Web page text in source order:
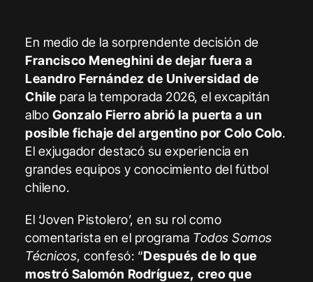
En medio de la sorprendente decisión de
Francisco Meneghini de dejar fuera a
Leandro Fernández de Universidad de
Chile para la temporada 2026, el excapitán
albo Gonzalo Fierro abrió la puerta a un
posible fichaje del argentino por Colo Colo.
El exjugador destacó su experiencia en
grandes equipos y conocimiento del fútbol
chileno.
El ‘Joven Pistolero’, en su rol como
comentarista en el programa Todos Somos
Técnicos, confesó: “Después de lo que
mostró Salomón Rodríguez, creo que